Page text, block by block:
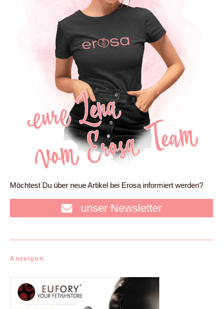
Möchtest Du über neue Artikel bei Erosa informiert werden?
unser Newsletter
Anzeigen